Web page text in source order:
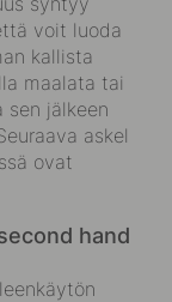
voit luoda
kallista
maalata tai
sen jälkeen
askel
ovat
hand